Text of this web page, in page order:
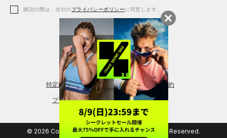
アクセサリー
レギンス＆タイツ
シューズ
購読の際は、当社のプライバシーポリシーに同意します。
特定商取引法に基づく通販の表記 会員規約
プライバシーポリシー
© 2026 Copyright DOME Corporation. All Rights Reserved.